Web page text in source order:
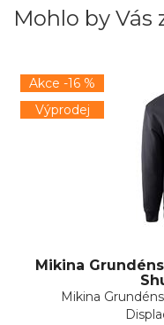
Mohlo by Vás
Akce -16 %
Výprodej
Mikina
Mikina